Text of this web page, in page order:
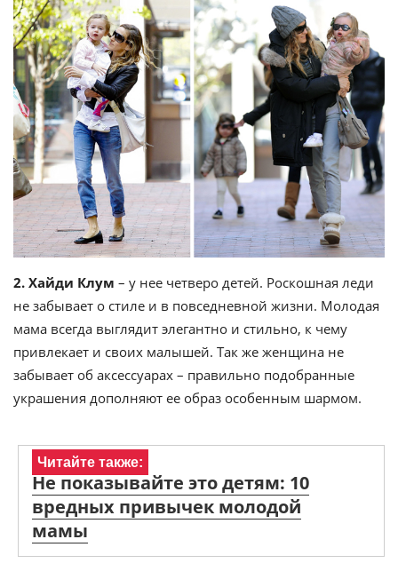
2. Хайди Клум – у нее четверо детей. Роскошная леди
не забывает о стиле и в повседневной жизни. Молодая
мама всегда выглядит элегантно и стильно, к чему
привлекает и своих малышей. Так же женщина не
забывает об аксессуарах – правильно подобранные
украшения дополняют ее образ особенным шармом.
Читайте также:
Не показывайте это детям: 10
вредных привычек молодой
мамы